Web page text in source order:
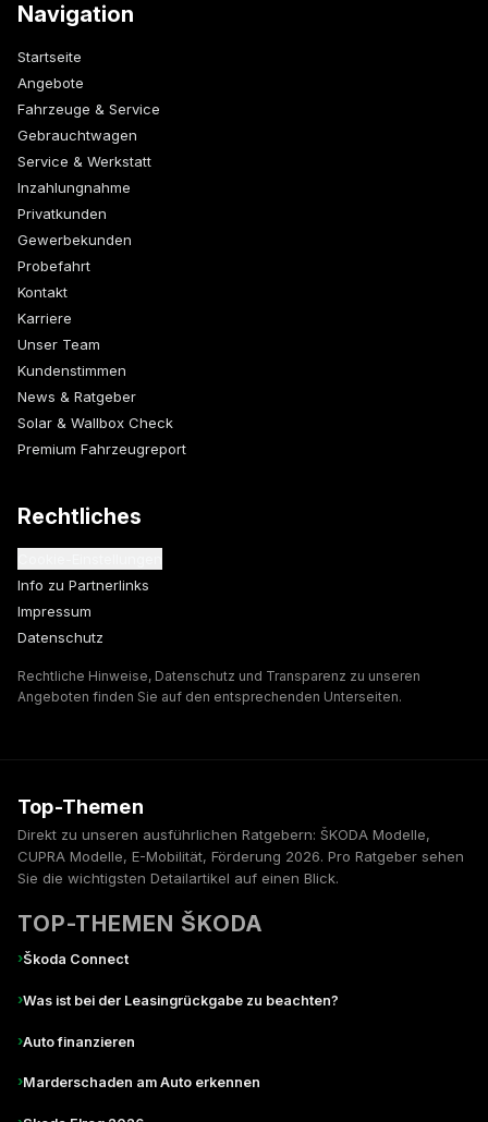
Navigation
Startseite
Angebote
Fahrzeuge & Service
Gebrauchtwagen
Service & Werkstatt
Inzahlungnahme
Privatkunden
Gewerbekunden
Probefahrt
Kontakt
Karriere
Unser Team
Kundenstimmen
News & Ratgeber
Solar & Wallbox Check
Premium Fahrzeugreport
Rechtliches
Info zu Partnerlinks
Impressum
Datenschutz
Rechtliche Hinweise, Datenschutz und Transparenz zu unseren
Angeboten finden Sie auf den entsprechenden Unterseiten.
Top-Themen
Direkt zu unseren ausführlichen Ratgebern: ŠKODA Modelle,
CUPRA Modelle, E-Mobilität, Förderung 2026. Pro Ratgeber sehen
Sie die wichtigsten Detailartikel auf einen Blick.
TOP-THEMEN ŠKODA
›Škoda Connect
›Was ist bei der Leasingrückgabe zu beachten?
›Auto finanzieren
›Marderschaden am Auto erkennen